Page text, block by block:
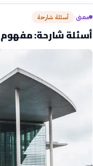
معنى› أسئلة شارحة
أسئلة شارحة: مفهوم